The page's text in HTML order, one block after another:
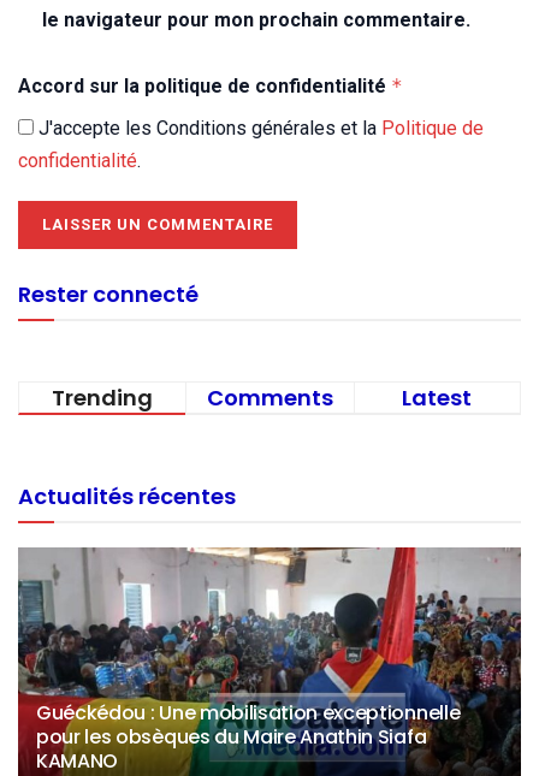
le navigateur pour mon prochain commentaire.
Accord sur la politique de confidentialité *
J'accepte les Conditions générales et la Politique de
confidentialité.
Rester connecté
Trending Comments Latest
Actualités récentes
Guéckédou : Une mobilisation exceptionnelle
pour les obsèques du Maire Anathin Siafa
KAMANO